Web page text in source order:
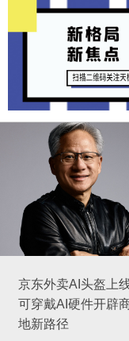
京东外卖AI头盔上
可穿戴AI硬件开辟
地新路径